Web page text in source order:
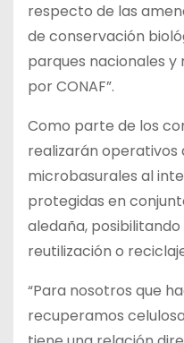
respecto de las
de conservación
parques nacionales
por CONAF”.
Como parte de los
realizarán operativos
microbasurales al
protegidas en
aledaña,
reutilización o
“Para nosotros que
recuperamos